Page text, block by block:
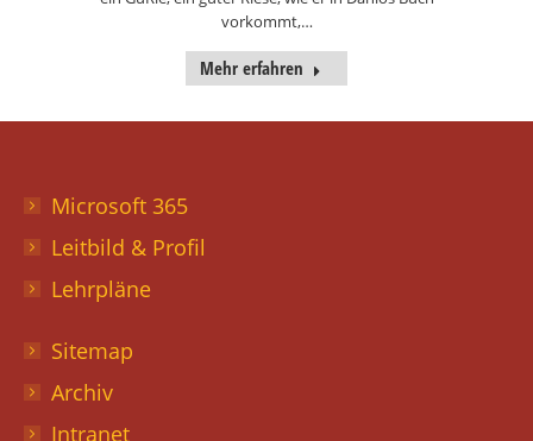
vorkommt,…
Mehr erfahren
Microsoft 365
Leitbild & Profil
Lehrpläne
Sitemap
Archiv
Intranet